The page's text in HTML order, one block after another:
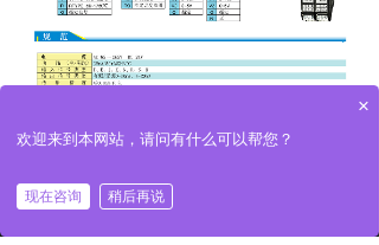
×
欢迎来到本网站，请问有什么可以帮您？
现在咨询 稍后再说